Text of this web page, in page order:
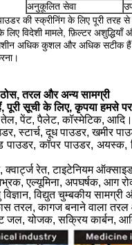
अनुकूलित सेवा
की स्क्रीनिंग के लिए पूरी
लिए विदेशी मामले, फ़िल्टर अशुद्धियाँ
मशीन अधिक कुशल और अधिक
तरल और अन्य सामग्री
पूरी सूची के लिए, कृपया हमसे
तेल, पेंट, पैलेट, कॉस्मेटिक, आदि।
स्टार्च, दूध पाउडर, खमीर
पाउडर, कॉपर पाउडर,
क्वार्ट्ज रेत, टाइटेनियम
एल्यूमिना, अपघर्षक, आग रोक
विद्युत चुम्बकीय
तरल, कागज बनाने वाला
जल, योजक, सक्रिय कार्बन,